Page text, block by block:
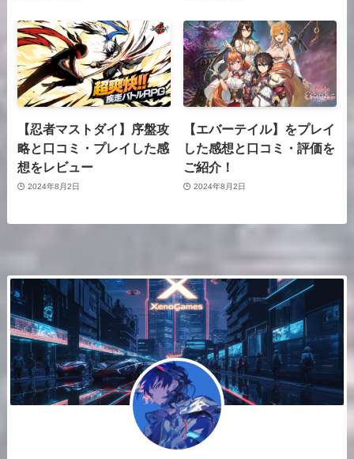
【忍者マストダイ】序盤攻
略と口コミ・プレイした感
想をレビュー
2024年8月2日
【エバーテイル】をプレイ
した感想と口コミ・評価を
ご紹介！
2024年8月2日